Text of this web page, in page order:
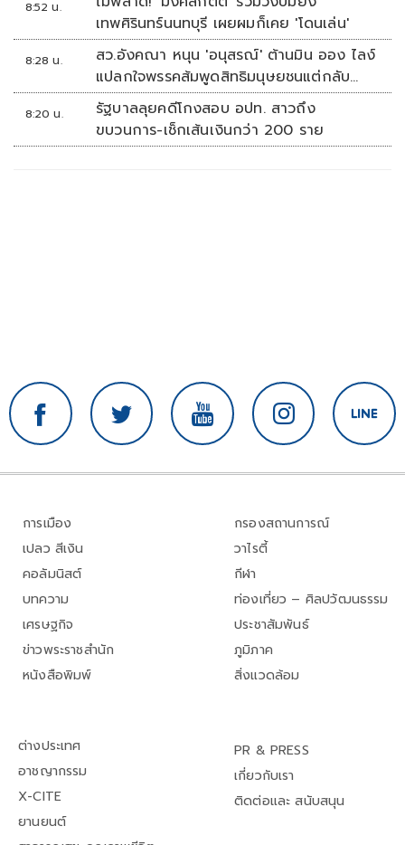
คิด กับ..สำราญ รอดเพชร
8:52 น.
เทพศิรินทร์นนทบุรี เผยผมก็เคย 'โดนเล่น'
8:28 น.
สว.อังคณา หนุน 'อนุสรณ์' ต้านมิน ออง ไลง์
แปลกใจพรรคส้มพูดสิทธิมนุษยชนแต่กลับ
เงียบ
8:20 น.
รัฐบาลลุยคดีโกงสอบ อปท. สาวถึง
ขบวนการ-เช็กเส้นเงินกว่า 200 ราย
การเมือง
เปลว สีเงิน
คอลัมนิสต์
บทความ
เศรษฐกิจ
ข่าวพระราชสำนัก
หนังสือพิมพ์
กรองสถานการณ์
วาไรตี้
กีฬา
ท่องเที่ยว – ศิลปวัฒนธรรม
ประชาสัมพันธ์
ภูมิภาค
สิ่งแวดล้อม
ต่างประเทศ
อาชญากรรม
X-CITE
ยานยนต์
PR & PRESS
เกี่ยวกับเรา
ติดต่อและ สนับสนุน